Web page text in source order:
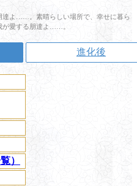
よ……。素晴らしい場所で、幸せに暮ら
愛する朋達よ……。
進化後
）